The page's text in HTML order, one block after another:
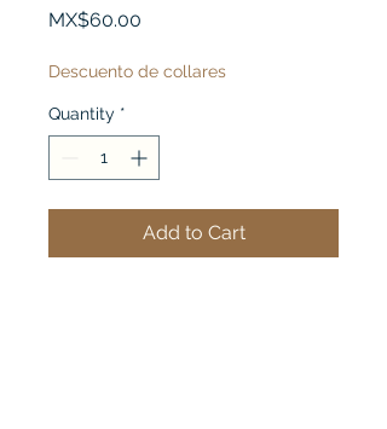
MX$60.00
Descuento de collares
Quantity *
Add to Cart